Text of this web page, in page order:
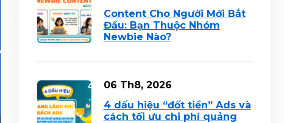
Content Cho Người Mới Bắt
Đầu: Bạn Thuộc Nhóm
Newbie Nào?
06 Th8, 2026
4 dấu hiệu “đốt tiền” Ads và
cách tối ưu chi phí quảng